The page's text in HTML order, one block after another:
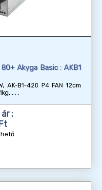
Akyga Basic : AKB1
AK-B1-420 P4 FAN 12cm
: